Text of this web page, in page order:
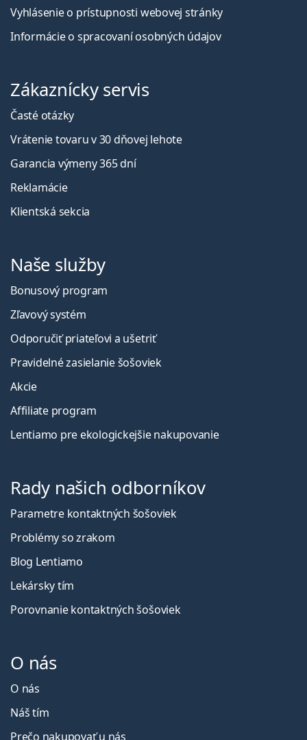
Vyhlásenie o prístupnosti webovej stránky
Informácie o spracovaní osobných údajov
Zákaznícky servis
Časté otázky
Vrátenie tovaru v 30 dňovej lehote
Garancia výmeny 365 dní
Reklamácie
Klientská sekcia
Naše služby
Bonusový program
Zľavový systém
Odporučiť priateľovi a ušetriť
Pravidelné zasielanie šošoviek
Akcie
Affiliate program
Lentiamo pre ekologickejšie nakupovanie
Rady našich odborníkov
Parametre kontaktných šošoviek
Problémy so zrakom
Blog Lentiamo
Lekársky tím
Porovnanie kontaktných šošoviek
O nás
O nás
Náš tím
Prečo nakupovať u nás